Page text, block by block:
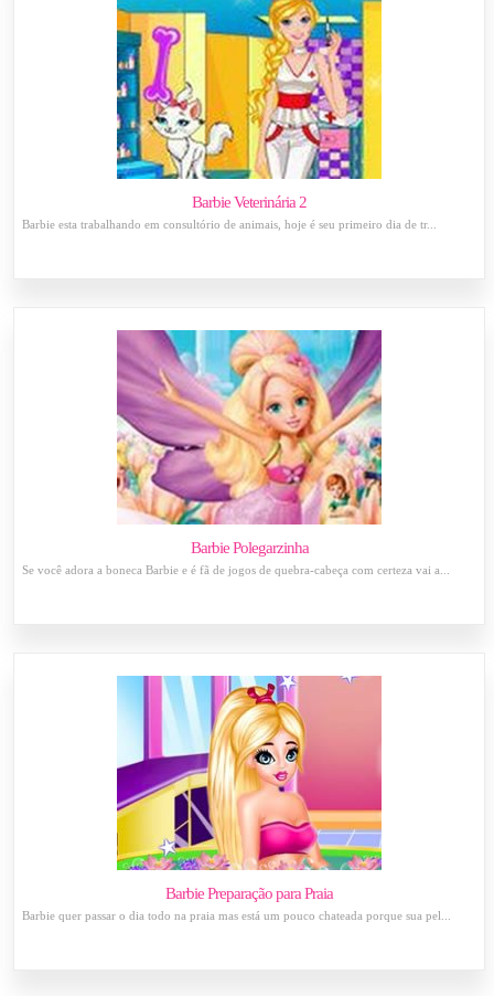
Barbie Veterinária 2
Barbie esta trabalhando em consultório de animais, hoje é seu primeiro dia de tr...
Barbie Polegarzinha
Se você adora a boneca Barbie e é fã de jogos de quebra-cabeça com certeza vai a...
Barbie Preparação para Praia
Barbie quer passar o dia todo na praia mas está um pouco chateada porque sua pel...